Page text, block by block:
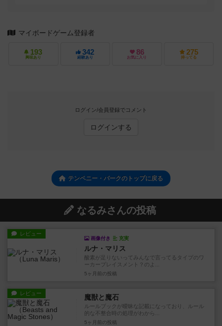
マイボードゲーム登録者
193
興味あり
342
経験あり
86
お気に入り
275
持ってる
ログイン/会員登録でコメント
ログインする
テンペニー・パークのトップに戻る
なるみさんの投稿
レビュー
画像付き 充実
ルナ・マリス
酸素が足りないってみんなで言ってるタイプのワ
ーカープレイスメント？のよ...
5ヶ月前 の投稿
レビュー 魔獣と魔石
ルールブックが曖昧な記載になっており、ルール
的な不整合時の処理がわから...
5ヶ月前 の投稿